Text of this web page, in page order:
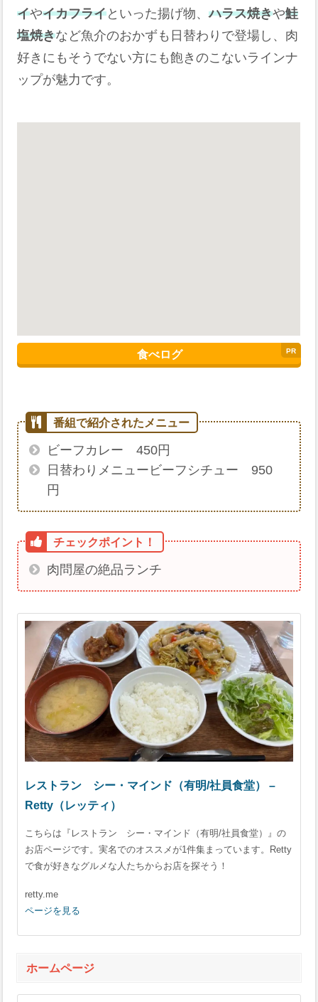
イやイカフライといった揚げ物、ハラス焼きや鮭
塩焼きなど魚介のおかずも日替わりで登場し、肉
好きにもそうでない方にも飽きのこないラインナ
ップが魅力です。
食べログ
ビーフカレー 450円
日替わりメニュービーフシチュー 950
円
肉問屋の絶品ランチ
レストラン シー・マインド（有明/社員食堂） –
Retty（レッティ）
こちらは『レストラン シー・マインド（有明/社員食堂）』の
お店ページです。実名でのオススメが1件集まっています。Retty
で食が好きなグルメな人たちからお店を探そう！
retty.me
ページを見る
ホームページ